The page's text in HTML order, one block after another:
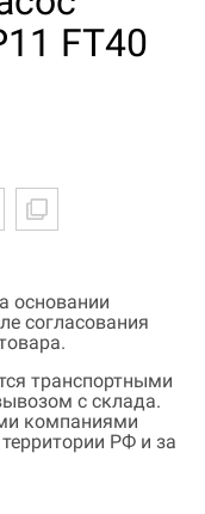
FT40
основании
согласования
транспортными
с склада.
компаниями
РФ и за